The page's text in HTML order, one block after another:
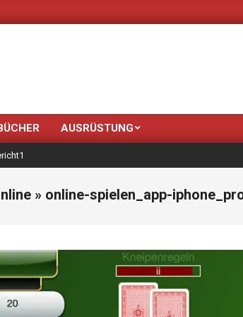
AUSRÜSTUNG
» online-spielen_app-